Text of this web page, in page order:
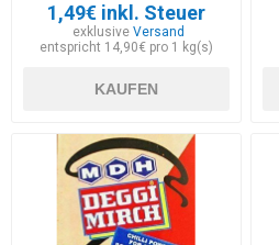
1,49€ inkl. Steuer
exklusiveVersand
entspricht 14,90€ pro 1 kg(s)
KAUFEN